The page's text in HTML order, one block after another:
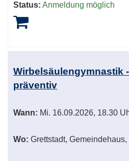
Status: Anmeldung möglich
Wirbelsäulengymnastik
präventiv
Wann: Mi. 16.09.2026, 18.30
Wo: Grettstadt,